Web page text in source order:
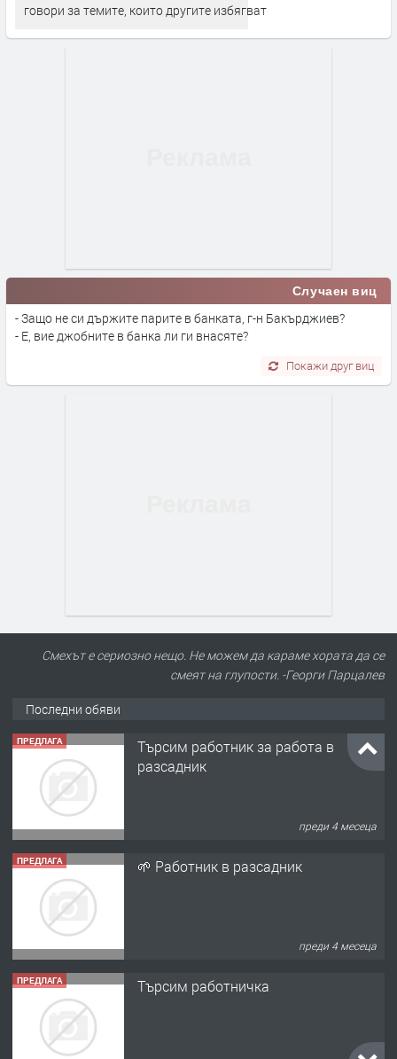
говори за темите, които другите избягват
Случаен виц
- Защо не си държите парите в банката, г-н Бакърджиев?
- Е, вие джобните в банка ли ги внасяте?
Покажи друг виц
Смехът е сериозно нещо. Не можем да караме хората да се
смеят на глупости. -Георги Парцалев
Последни обяви
ПРЕДЛАГА
Търсим работник за работа в
разсадник
преди 4 месеца
ПРЕДЛАГА 🌱 Работник в разсадник
преди 4 месеца
ПРЕДЛАГА Търсим работничка